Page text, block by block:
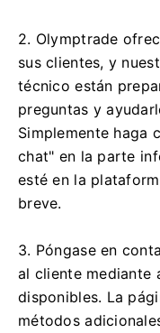
2. Olymptrade
sus clientes, y
técnico están
preguntas y
Simplemente haga
chat" en la parte
esté en la
breve.
3. Póngase en
al cliente mediante
disponibles. La
métodos